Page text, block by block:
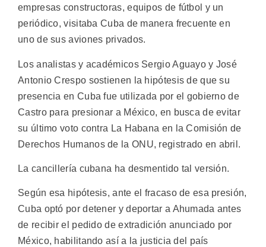
empresas constructoras, equipos de fútbol y un
periódico, visitaba Cuba de manera frecuente en
uno de sus aviones privados.
Los analistas y académicos Sergio Aguayo y José
Antonio Crespo sostienen la hipótesis de que su
presencia en Cuba fue utilizada por el gobierno de
Castro para presionar a México, en busca de evitar
su último voto contra La Habana en la Comisión de
Derechos Humanos de la ONU, registrado en abril.
La cancillería cubana ha desmentido tal versión.
Según esa hipótesis, ante el fracaso de esa presión,
Cuba optó por detener y deportar a Ahumada antes
de recibir el pedido de extradición anunciado por
México, habilitando así a la justicia del país